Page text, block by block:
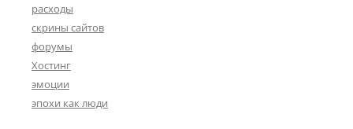
расходы
скрины сайтов
форумы
Хостинг
эмоции
эпохи как люди